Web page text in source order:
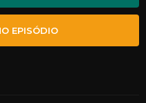
EPISÓDIO